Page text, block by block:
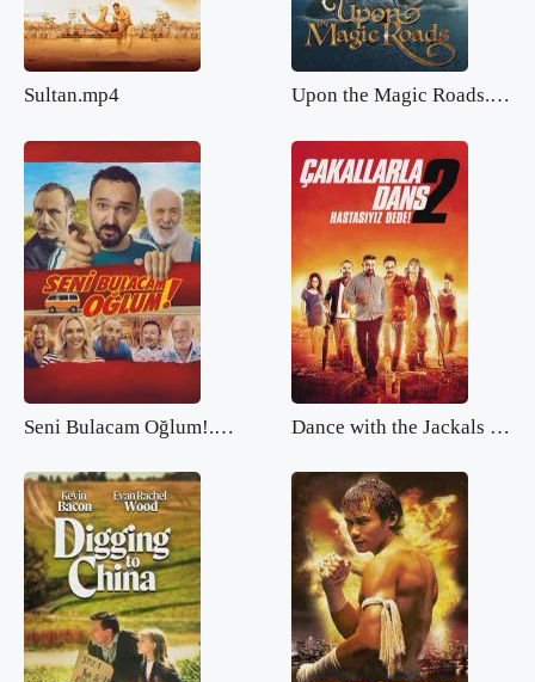
Sultan.mp4 Upon the Magic Roads.mp4
Seni Bulacam Oğlum!.mp4 Dance with the Jackals 2.mp4